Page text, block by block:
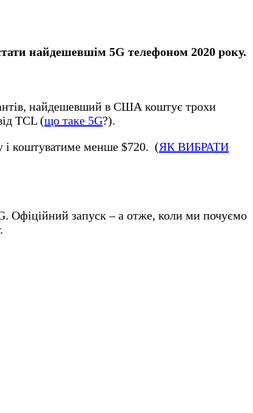
найдешевшім 5G телефоном 2020 року.
найдешевший в США коштує трохи
TCL (що таке 5G?).
і коштуватиме менше $720. (ЯК ВИБРАТИ
Офіційний запуск – а отже, коли ми почуємо